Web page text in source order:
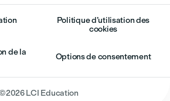
Politique d’utilisation des
cookies
de la
Options de consentement
©2026LCI Education